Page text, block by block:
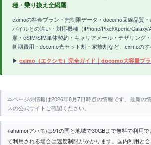
種・乗り換え全網羅
eximoの料金プラン・無制限データ・docomo回線品質
バイルとの違い・対応機種（iPhone/Pixel/Xperia/
順・eSIM/SIM単体契約・キャリアメール・テザリング
初期費用・docomo光セット割・家族割など、eximoのす
▶ eximo（エクシモ）完全ガイド｜docomo大容量プ
本ページの情報は2026年8月7日時点の情報です。最新の
スの公式サイトご確認ください。
※ahamo(アハモ)は91の国と地域で30GBまで無料で利用
で利用される場合は速度制限がかかります。国内利用と合